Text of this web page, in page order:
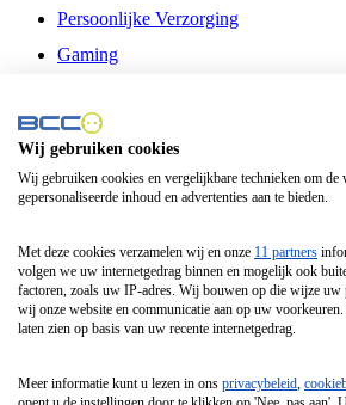
Persoonlijke Verzorging
Gaming
Philips
Schermgrootte 24 Inch
Schermgrootte 85 Inch
Schermgrootte 98 Inch
Tcl
Hd Led Tv
Wij gebruiken cookies
Wij gebruiken cookies en vergelijkbare technieken om de
gepersonaliseerde inhoud en advertenties aan te bieden.
Met deze cookies verzamelen wij en onze 11 partners
volgen we uw internetgedrag binnen en mogelijk ook
factoren, zoals uw IP-adres. Wij bouwen op die wijze
wij onze website en communicatie aan op uw
laten zien op basis van uw recente internetgedrag.
Meer informatie kunt u lezen in ons privacybeleid,